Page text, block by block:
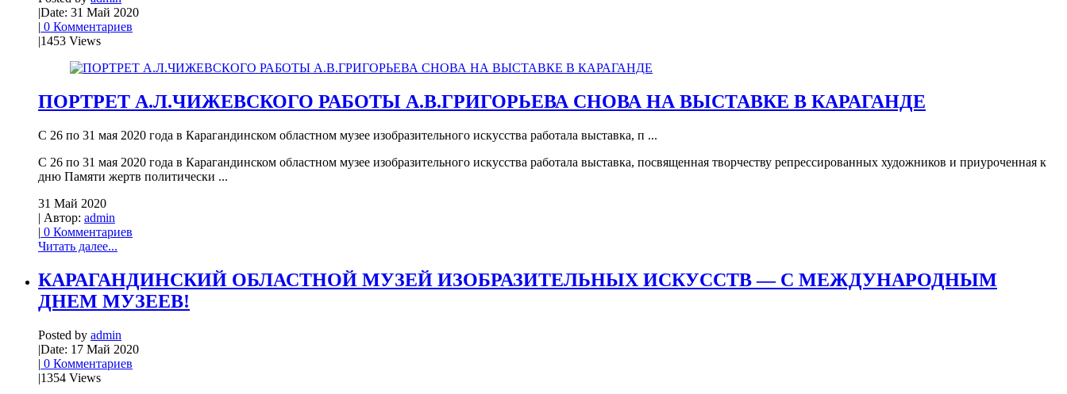
|Date: 31 Май 2020
| 0 Комментариев
|1453 Views
ПОРТРЕТ А.Л.ЧИЖЕВСКОГО РАБОТЫ А.В.ГРИГОРЬЕВА СНОВА НА ВЫСТАВКЕ В КАРАГАНДЕ
С 26 по 31 мая 2020 года в Карагандинском областном музее изобразительного искусства работала выставка, п ...
С 26 по 31 мая 2020 года в Карагандинском областном музее изобразительного искусства работала выставка, посвященная творчеству репрессированных художников и приуроченная к
дню Памяти жертв политически ...
31 Май 2020
| Автор: admin
| 0 Комментариев
Читать далее...
КАРАГАНДИНСКИЙ ОБЛАСТНОЙ МУЗЕЙ ИЗОБРАЗИТЕЛЬНЫХ ИСКУССТВ — С МЕЖДУНАРОДНЫМ
ДНЕМ МУЗЕЕВ!
Posted by admin
|Date: 17 Май 2020
| 0 Комментариев
|1354 Views